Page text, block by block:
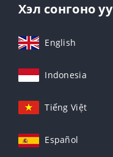
Хэл сонгоно уу
English
Indonesia
Tiếng Việt
Español